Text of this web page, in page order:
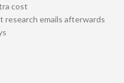
cost
research emails afterwards